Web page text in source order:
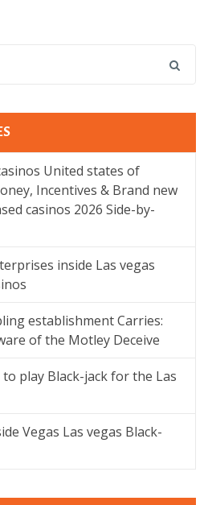
United states of
Incentives & Brand new
casinos 2026 Side-by-
inside Las vegas
establishment Carries:
of the Motley Deceive
play Black-jack for the Las
Vegas Las vegas Black-